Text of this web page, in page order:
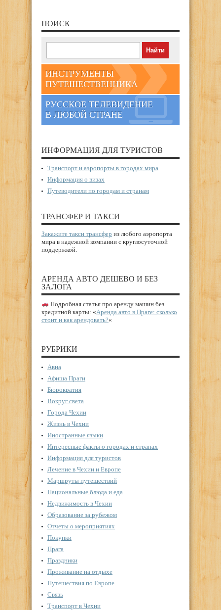
ПОИСК
ИНСТРУМЕНТЫ
ПУТЕШЕСТВЕННИКА
РУССКОЕ ТЕЛЕВИДЕНИЕ
В ЛЮБОЙ СТРАНЕ
ИНФОРМАЦИЯ ДЛЯ ТУРИСТОВ
Транспорт и аэропорты в городах мира
Информация о визах
Путеводители по городам и странам
ТРАНСФЕР И ТАКСИ
Закажите такси трансфер из любого аэропорта
мира в надежной компании с круглосуточной
поддержкой.
АРЕНДА АВТО ДЕШЕВО И БЕЗ
ЗАЛОГА
Подробная статья про аренду машин без
кредитной карты: «Аренда авто в Праге: сколько
стоит и как арендовать?«
РУБРИКИ
Авиа
Афиша Праги
Бюрократия
Вокруг света
Города Чехии
Жизнь в Чехии
Иностранные языки
Интересные факты о городах и странах
Информация для туристов
Лечение в Чехии и Европе
Маршруты путешествий
Национальные блюда и еда
Недвижимость в Чехии
Образование за рубежом
Отчеты о мероприятиях
Покупки
Прага
Праздники
Проживание на отдыхе
Путешествия по Европе
Связь
Транспорт в Чехии